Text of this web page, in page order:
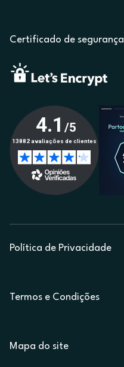
Certificado de segurança
Política de Privacidade
Termos e Condições
Mapa do site